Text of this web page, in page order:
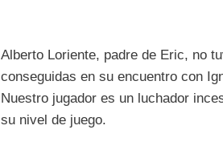
Alberto Loriente, padre de Eric, no
conseguidas en su encuentro con
Nuestro jugador es un luchador
su nivel de juego.